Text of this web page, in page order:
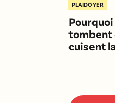
PLAIDOYER
tombent
cuisent